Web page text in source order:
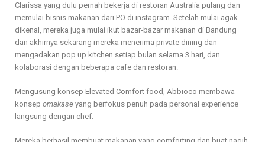
Clarissa yang dulu pernah bekerja di restoran Australia pulang dan
memulai bisnis makanan dari PO di instagram. Setelah mulai agak
dikenal, mereka juga mulai ikut bazar-bazar makanan di Bandung
dan akhirnya sekarang mereka menerima private dining dan
mengadakan pop up kitchen setiap bulan selama 3 hari, dan
kolaborasi dengan beberapa cafe dan restoran.
Mengusung konsep Elevated Comfort food, Abbioco membawa
konsep omakase yang berfokus penuh pada personal experience
langsung dengan chef.